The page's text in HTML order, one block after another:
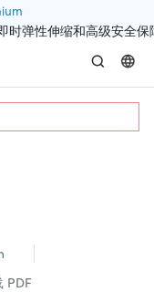
时弹性伸缩和高级安全保
PDF